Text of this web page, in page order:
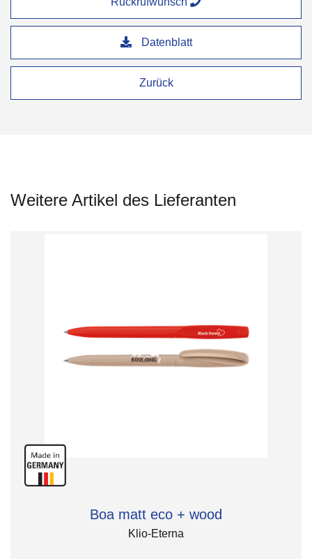
Zurück
Datenblatt
Weitere Artikel des Lieferanten
Boa matt eco + wood
Klio-Eterna